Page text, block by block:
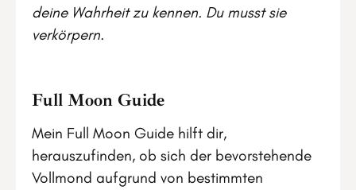
deine Wahrheit zu kennen. Du musst sie
verkörpern.
Full Moon Guide
Mein Full Moon Guide hilft dir,
herauszufinden, ob sich der bevorstehende
Vollmond aufgrund von bestimmten